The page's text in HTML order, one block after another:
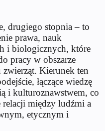
drugiego stopnia – to
prawa, nauk
i biologicznych, które
pracy w obszarze
Kierunek ten
łączące wiedzę
i kulturoznawstwem, co
relacji między ludźmi a
etycznym i